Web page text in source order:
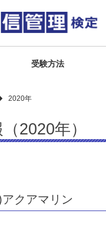
受験方法
2020年
2020年）
アクアマリン